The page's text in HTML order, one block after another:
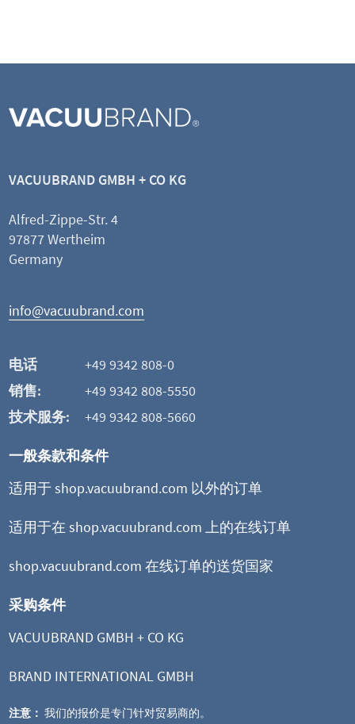
VACUUBRAND GMBH + CO KG
Alfred-Zippe-Str. 4
97877 Wertheim
Germany
info@vacuubrand.com
电话
+49 9342 808-0
销售:
+49 9342 808-5550
技术服务:
+49 9342 808-5660
一般条款和条件
适用于 shop.vacuubrand.com 以外的订单
适用于在 shop.vacuubrand.com 上的在线订单
shop.vacuubrand.com 在线订单的送货国家
采购条件
VACUUBRAND GMBH + CO KG
BRAND INTERNATIONAL GMBH
注意： 我们的报价是专门针对贸易商的。